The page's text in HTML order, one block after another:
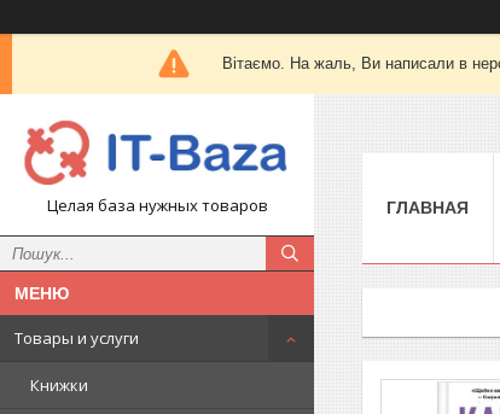
Вітаємо. На жаль, Ви написали в
Целая база нужных товаров
Товары и услуги
Книжки
ГЛАВНАЯ